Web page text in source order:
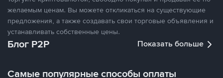
желаемым ценам. Вы можете откликаться на существующие
предложения, а также создавать свои торговые объявления и
устанавливать собственные цены.
Блог P2P Показать больше
Самые популярные способы оплаты